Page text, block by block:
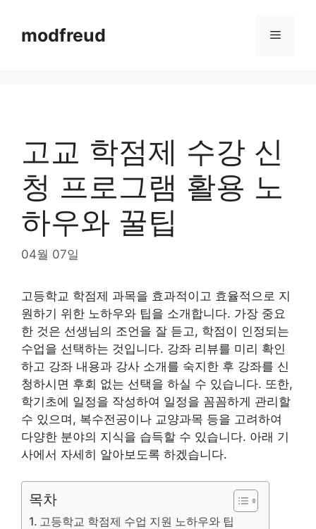
contentmodfreud Menu
고교 학점제 수강 신
청 프로그램 활용 노
하우와 꿀팁
04월 07일
고등학교 학점제 과목을 효과적이고 효율적으로 지
원하기 위한 노하우와 팁을 소개합니다. 가장 중요
한 것은 선생님의 조언을 잘 듣고, 학점이 인정되는
수업을 선택하는 것입니다. 강좌 리뷰를 미리 확인
하고 강좌 내용과 강사 소개를 숙지한 후 강좌를 신
청하시면 후회 없는 선택을 하실 수 있습니다. 또한,
학기초에 일정을 작성하여 일정을 꼼꼼하게 관리할
수 있으며, 복수전공이나 교양과목 등을 고려하여
다양한 분야의 지식을 습득할 수 있습니다. 아래 기
사에서 자세히 알아보도록 하겠습니다.
목차
고등학교 학점제 수업 지원 노하우와 팁